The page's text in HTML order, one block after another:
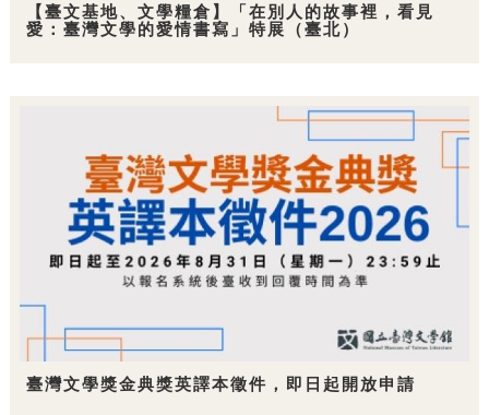
【臺文基地、文學糧倉】「在別人的故事裡，看見
愛：臺灣文學的愛情書寫」特展（臺北）
臺灣文學獎金典獎英譯本徵件，即日起開放申請